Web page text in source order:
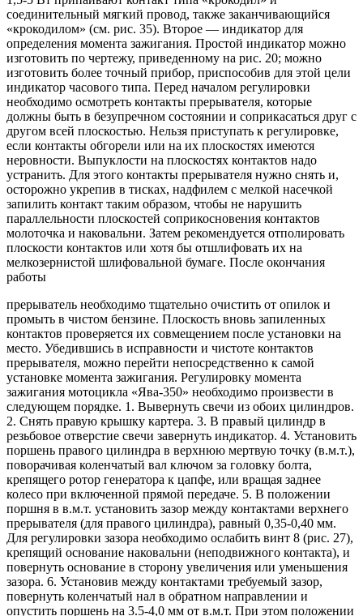
соединительный мягкий провод, также заканчивающийся
«крокодилом» (см. рис. 35). Второе — индикатор для
определения момента зажигания. Простой индикатор можно
изготовить по чертежу, приведенному на рис. 20; можно
изготовить более точный прибор, приспособив для этой цели
индикатор часового типа. Перед началом регулировки
необходимо осмотреть контакты прерывателя, которые
должны быть в безупречном состоянии и соприкасаться друг с
другом всей плоскостью. Нельзя приступать к регулировке,
если контакты обгорели или на их плоскостях имеются
неровности. Выпуклости на плоскостях контактов надо
устранить. Для этого контакты прерывателя нужно снять и,
осторожно укрепив в тисках, надфилем с мелкой насечкой
запилить контакт таким образом, чтобы не нарушить
параллельности плоскостей соприкосновения контактов
молоточка и наковальни. Затем рекомендуется отполировать
плоскости контактов или хотя бы отшлифовать их на
мелкозернистой шлифовальной бумаге. После окончания
работы
прерыватель необходимо тщательно очистить от опилок и
промыть в чистом бензине. Плоскость вновь запиленных
контактов проверяется их совмещением после установки на
место. Убедившись в исправности и чистоте контактов
прерывателя, можно перейти непосредственно к самой
установке момента зажигания. Регулировку момента
зажигания мотоцикла «Ява-350» необходимо произвести в
следующем порядке. 1. Вывернуть свечи из обоих цилиндров.
2. Снять правую крышку картера. 3. В правый цилиндр в
резьбовое отверстие свечи завернуть индикатор. 4. Установить
поршень правого цилиндра в верхнюю мертвую точку (в.м.т.),
поворачивая коленчатый вал ключом за головку болта,
крепящего ротор генератора к цапфе, или вращая заднее
колесо при включенной прямой передаче. 5. В положении
поршня в в.м.т. установить зазор между контактами верхнего
прерывателя (для правого цилиндра), равный 0,35-0,40 мм.
Для регулировки зазора необходимо ослабить винт 8 (рис. 27),
крепящий основание наковальни (неподвижного контакта), и
повернуть основание в сторону увеличения или уменьшения
зазора. 6. Установив между контактами требуемый зазор,
повернуть коленчатый нал в обратном направлении и
опустить поршень на 3.5-4,0 мм от в.м.т. При этом положении